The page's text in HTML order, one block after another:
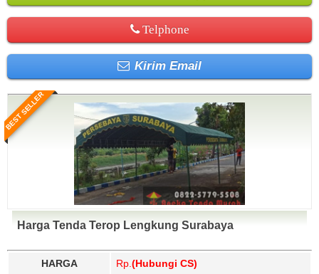
Telphone
Kirim Email
BEST SELLER
Harga Tenda Terop Lengkung Surabaya
HARGA Rp. (Hubungi CS)